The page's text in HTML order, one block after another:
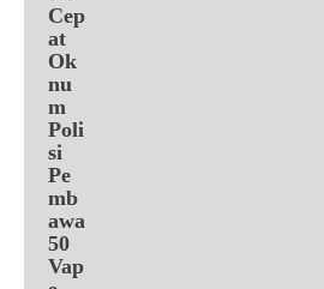
Cep
at
Ok
nu
m
Poli
si
Pe
mb
awa
50
Vap